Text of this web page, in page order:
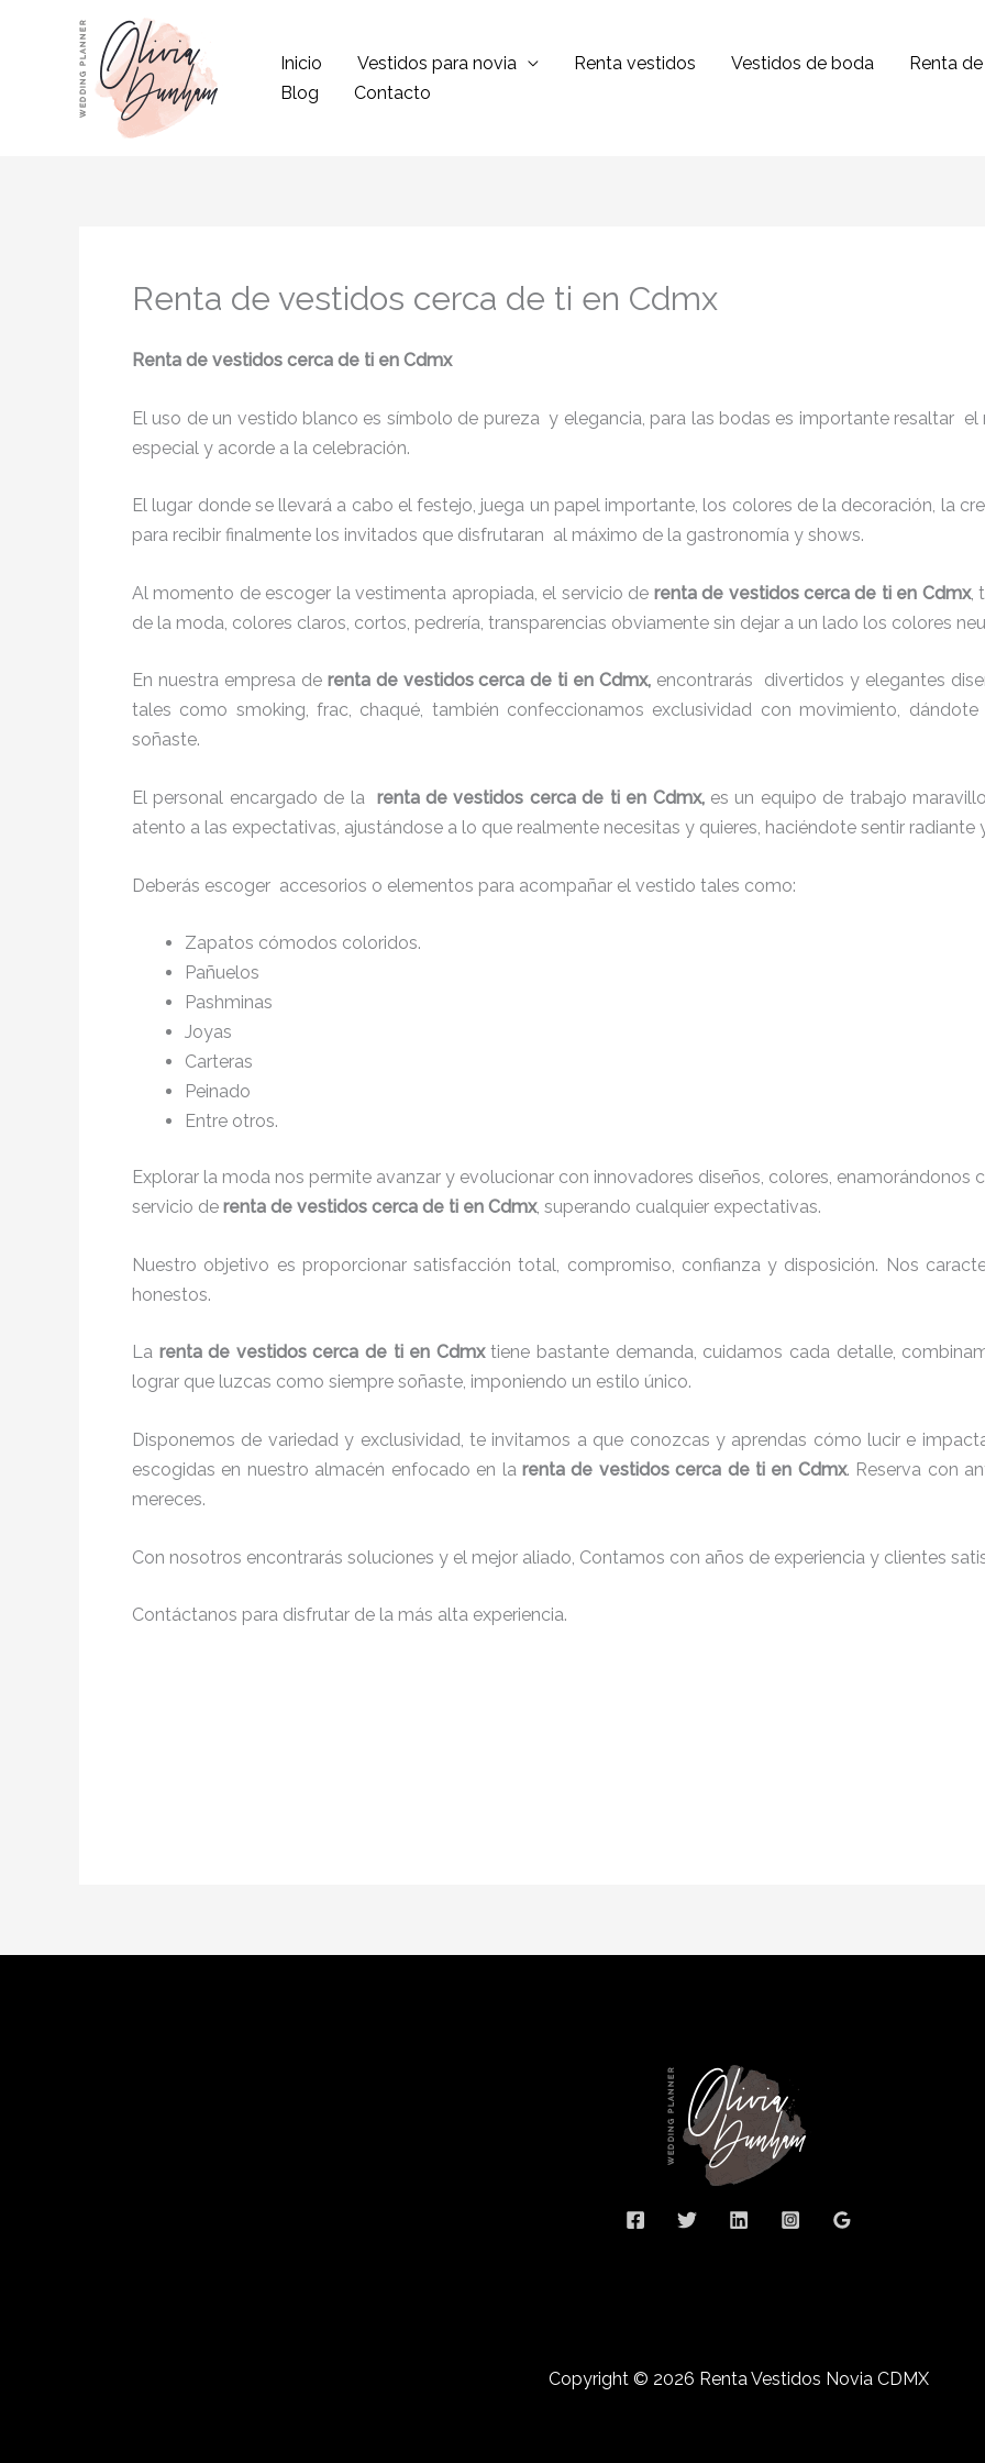
contenido
Inicio Vestidos para novia Renta vestidos Vestidos de boda Renta
Blog
Contacto
Renta de vestidos cerca de ti en Cdmx
Renta de vestidos cerca de ti en Cdmx
El uso de un vestido blanco es símbolo de pureza y elegancia, para las bodas es importante resaltar
especial y acorde a la celebración.
El lugar donde se llevará a cabo el festejo, juega un papel importante, los colores de la decoración, la
para recibir finalmente los invitados que disfrutaran al máximo de la gastronomía y shows.
Al momento de escoger la vestimenta apropiada, el servicio de renta de vestidos cerca de ti en Cdmx,
de la moda, colores claros, cortos, pedrería, transparencias obviamente sin dejar a un lado los colores
En nuestra empresa de renta de vestidos cerca de ti en Cdmx, encontrarás
divertidos y elegantes
tales como smoking, frac, chaqué, también confeccionamos exclusividad con movimiento,
soñaste.
El personal encargado de la renta de vestidos cerca de ti en Cdmx,es un equipo de trabajo
atento a las expectativas, ajustándose a lo que realmente necesitas y quieres, haciéndote sentir radiante
Deberás escoger accesorios o elementos para acompañar el vestido tales como:
Zapatos cómodos coloridos.
Pañuelos
Pashminas
Joyas
Carteras
Peinado
Entre otros.
Explorar la moda nos permite avanzar y evolucionar con innovadores diseños, colores,
servicio de renta de vestidos cerca de ti en Cdmx, superando cualquier expectativas.
Nuestro objetivo es proporcionar satisfacción total, compromiso, confianza y disposición. Nos
honestos.
La renta de vestidos cerca de ti en Cdmxtiene bastante demanda, cuidamos cada detalle,
lograr que luzcas como siempre soñaste, imponiendo un estilo único.
Disponemos de variedad y exclusividad, te invitamos a que conozcas y aprendas cómo lucir e
escogidas en nuestro almacén enfocado en la renta de vestidos cerca de ti en Cdmx. Reserva con
mereces.
Con nosotros encontrarás soluciones y el mejor aliado, Contamos con años de experiencia y clientes
Contáctanos para disfrutar de la más alta experiencia.
Copyright © 2026 Renta Vestidos Novia CDMX